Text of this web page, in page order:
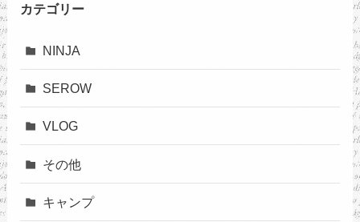
カテゴリー
NINJA
SEROW
VLOG
その他
キャンプ